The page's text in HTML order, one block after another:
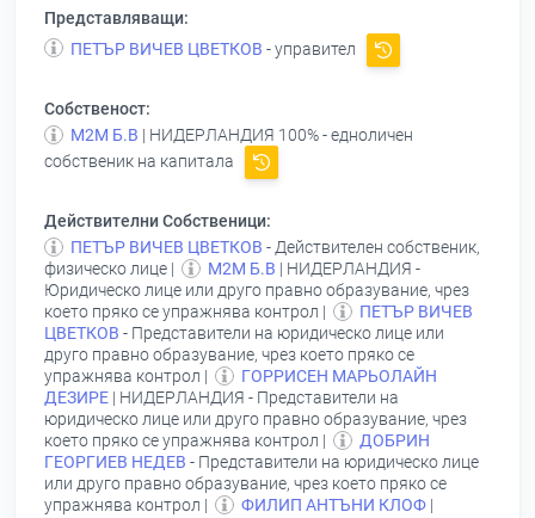
Представляващи:
ПЕТЪР ВИЧЕВ ЦВЕТКОВ - управител
Собственост:
М2М Б.В | НИДЕРЛАНДИЯ 100% - едноличен
собственик на капитала
Действителни Собственици:
ПЕТЪР ВИЧЕВ ЦВЕТКОВ - Действителен собственик,
физическо лице |
М2М Б.В | НИДЕРЛАНДИЯ -
Юридическо лице или друго правно образувание, чрез
което пряко се упражнява контрол |
ПЕТЪР ВИЧЕВ
ЦВЕТКОВ - Представители на юридическо лице или
друго правно образувание, чрез което пряко се
упражнява контрол |
ГОРРИСЕН МАРЬОЛАЙН
ДЕЗИРЕ | НИДЕРЛАНДИЯ - Представители на
юридическо лице или друго правно образувание, чрез
което пряко се упражнява контрол |
ДОБРИН
ГЕОРГИЕВ НЕДЕВ - Представители на юридическо лице
или друго правно образувание, чрез което пряко се
упражнява контрол |
ФИЛИП АНТЪНИ КЛОФ |